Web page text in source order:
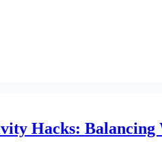
Hacks: Balancing